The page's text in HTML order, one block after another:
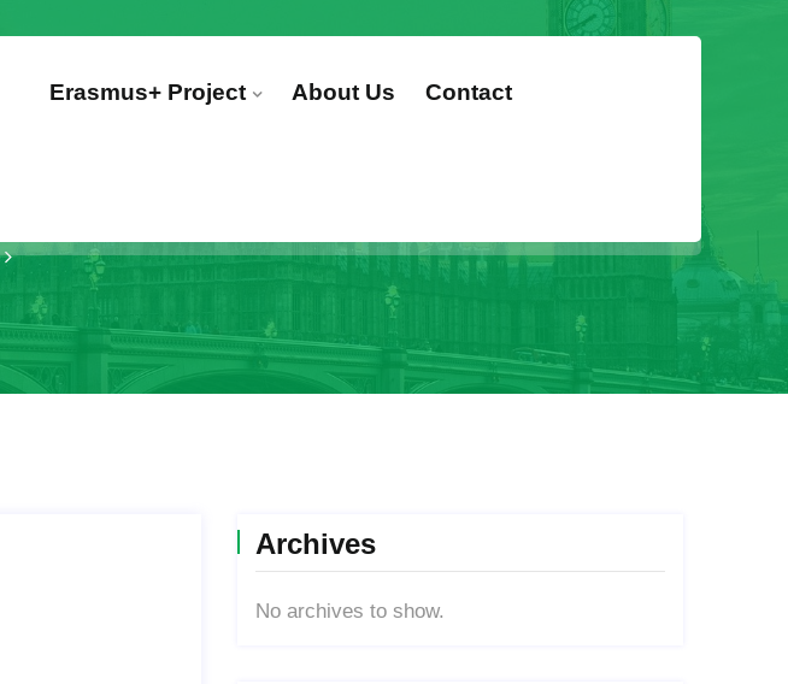
Erasmus+ Project About Us Contact
Archives
No archives to show.